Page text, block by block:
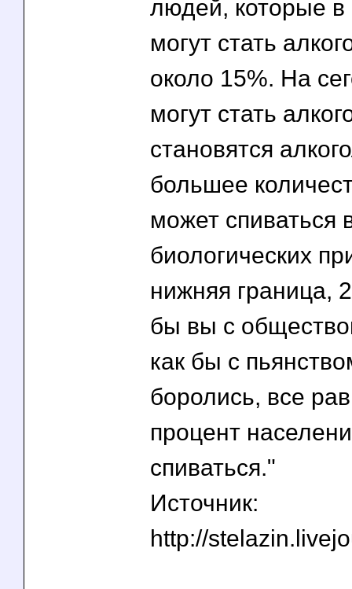
людей, которые в
могут стать
около 15%. На
могут стать
становятся
большее
может спиваться
биологических
нижняя граница,
бы вы с
как бы с
боролись, все
процент
спиваться."
Источник:
http://